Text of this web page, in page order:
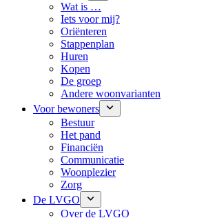
Wat is …
Iets voor mij?
Oriënteren
Stappenplan
Huren
Kopen
De groep
Andere woonvarianten
Voor bewoners
Bestuur
Het pand
Financiën
Communicatie
Woonplezier
Zorg
De LVGO
Over de LVGO